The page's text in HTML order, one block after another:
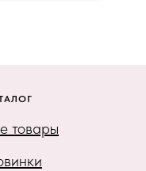
товары